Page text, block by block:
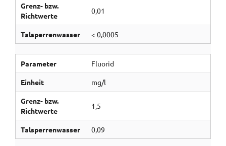
Grenz- bzw.
Richtwerte
0,01
Talsperrenwasser < 0,0005
Parameter Fluorid
Einheit mg/l
Grenz- bzw.
Richtwerte
1,5
Talsperrenwasser 0,09